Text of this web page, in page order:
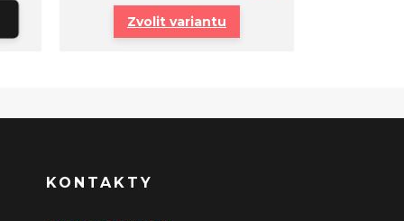
Zvolit variantu
KONTAKTY